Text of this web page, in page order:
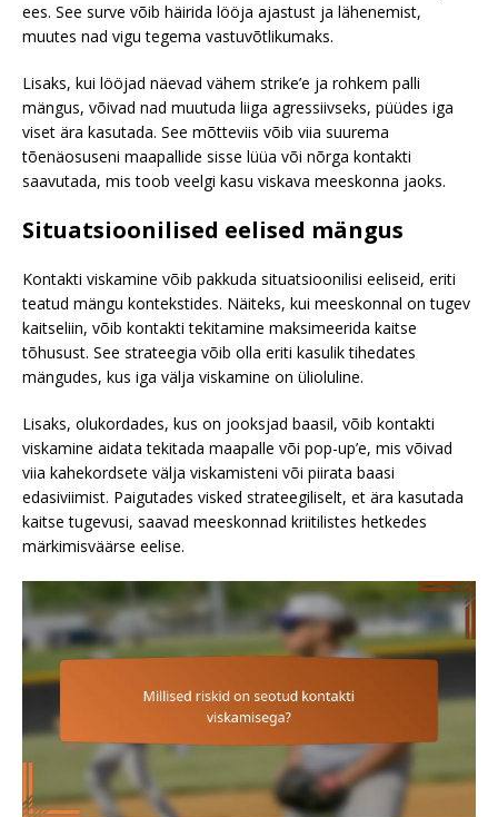
ees. See surve võib häirida lööja ajastust ja lähenemist,
muutes nad vigu tegema vastuvõtlikumaks.
Lisaks, kui lööjad näevad vähem strike’e ja rohkem palli
mängus, võivad nad muutuda liiga agressiivseks, püüdes iga
viset ära kasutada. See mõtteviis võib viia suurema
tõenäosuseni maapallide sisse lüüa või nõrga kontakti
saavutada, mis toob veelgi kasu viskava meeskonna jaoks.
Situatsioonilised eelised mängus
Kontakti viskamine võib pakkuda situatsioonilisi eeliseid, eriti
teatud mängu kontekstides. Näiteks, kui meeskonnal on tugev
kaitseliin, võib kontakti tekitamine maksimeerida kaitse
tõhusust. See strateegia võib olla eriti kasulik tihedates
mängudes, kus iga välja viskamine on ülioluline.
Lisaks, olukordades, kus on jooksjad baasil, võib kontakti
viskamine aidata tekitada maapalle või pop-up’e, mis võivad
viia kahekordsete välja viskamisteni või piirata baasi
edasiviimist. Paigutades visked strateegiliselt, et ära kasutada
kaitse tugevusi, saavad meeskonnad kriitilistes hetkedes
märkimisväärse eelise.